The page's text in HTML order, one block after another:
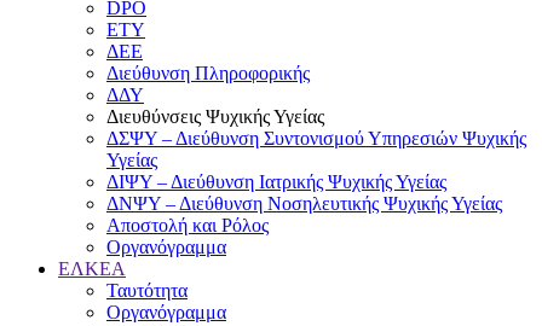
DPO
ΕΤΥ
ΔΕΕ
Διεύθυνση Πληροφορικής
ΔΔΥ
Διευθύνσεις Ψυχικής Υγείας
ΔΣΨΥ – Διεύθυνση Συντονισμού Υπηρεσιών Ψυχικής
Υγείας
ΔΙΨΥ – Διεύθυνση Ιατρικής Ψυχικής Υγείας
ΔΝΨΥ – Διεύθυνση Νοσηλευτικής Ψυχικής Υγείας
Αποστολή και Ρόλος
Οργανόγραμμα
ΕΛΚΕΑ
Ταυτότητα
Οργανόγραμμα